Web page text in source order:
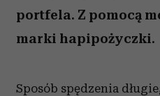
portfela. Z pomocą
marki hapipożyczki.
Sposób spędzenia